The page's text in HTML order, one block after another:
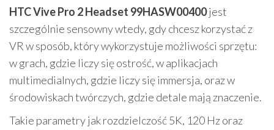
HTC Vive Pro 2 Headset 99HASW00400jest
szczególnie sensowny wtedy, gdy chcesz korzystać z
VR w sposób, który wykorzystuje możliwości sprzętu:
w grach, gdzie liczy się ostrość, w aplikacjach
multimedialnych, gdzie liczy się immersja, oraz w
środowiskach twórczych, gdzie detale mają znaczenie.
Takie parametry jak rozdzielczość 5K, 120 Hz oraz